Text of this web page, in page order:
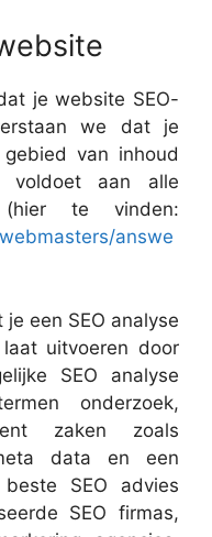
je website SEO-
we dat je
van inhoud
voldoet aan alle
(hier te vinden:
answe
een SEO analyse
uitvoeren door
SEO analyse
onderzoek,
zaken zoals
data en een
SEO advies
SEO firmas,